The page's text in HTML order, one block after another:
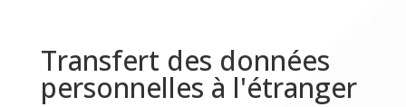
Transfert des données
personnelles à l'étranger